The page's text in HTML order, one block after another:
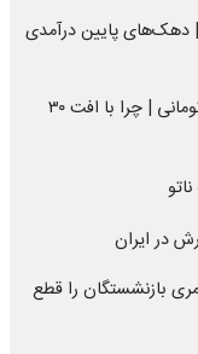
| دهک‌های پایین درآمدی
ماجرای جهش میلیونی قیمت گوشت ۴ هزار تومانی | چرا با افت ۳۰
در ایران
بازنشستگان را قطع